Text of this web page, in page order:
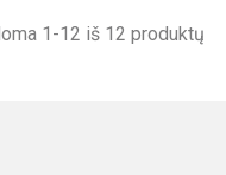
1-12 iš 12 produktų